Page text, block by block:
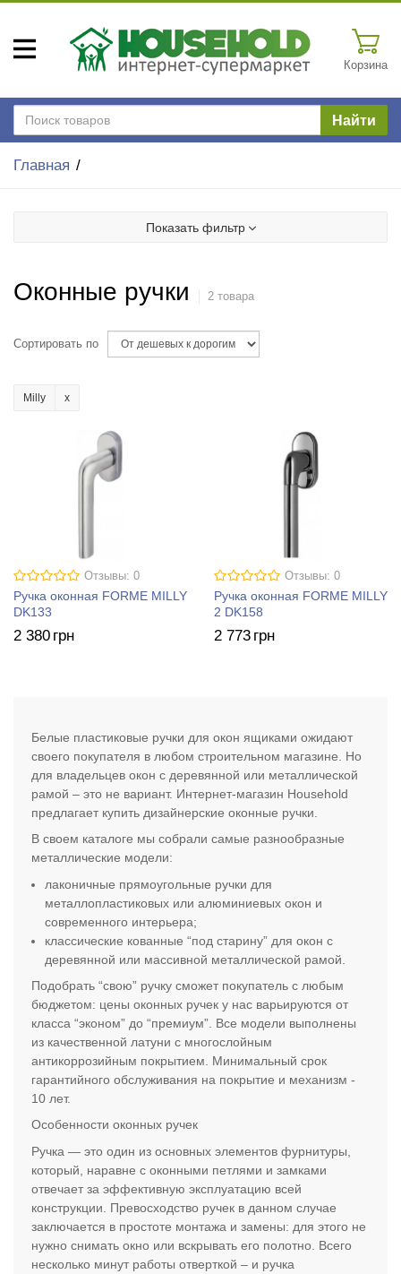
Корзина
Найти
Главная
Показать фильтр
Оконные ручки 2 товара
Сортировать по
Milly
Отзывы: 0
Ручка оконная FORME MILLY
DK133
2 380 грн
Отзывы: 0
Ручка оконная FORME MILLY
2 DK158
2 773 грн
Белые пластиковые ручки для окон ящиками ожидают
своего покупателя в любом строительном магазине. Но
для владельцев окон с деревянной или металлической
рамой – это не вариант. Интернет-магазин Household
предлагает купить дизайнерские оконные ручки.
В своем каталоге мы собрали самые разнообразные
металлические модели:
лаконичные прямоугольные ручки для
металлопластиковых или алюминиевых окон и
современного интерьера;
классические кованные “под старину” для окон с
деревянной или массивной металлической рамой.
Подобрать “свою” ручку сможет покупатель с любым
бюджетом: цены оконных ручек у нас варьируются от
класса “эконом” до “премиум”. Все модели выполнены
из качественной латуни с многослойным
антикоррозийным покрытием. Минимальный срок
гарантийного обслуживания на покрытие и механизм -
10 лет.
Особенности оконных ручек
Ручка — это один из основных элементов фурнитуры,
который, наравне с оконными петлями и замками
отвечает за эффективную эксплуатацию всей
конструкции. Превосходство ручек в данном случае
заключается в простоте монтажа и замены: для этого не
нужно снимать окно или вскрывать его полотно. Всего
несколько минут работы отверткой – и ручка